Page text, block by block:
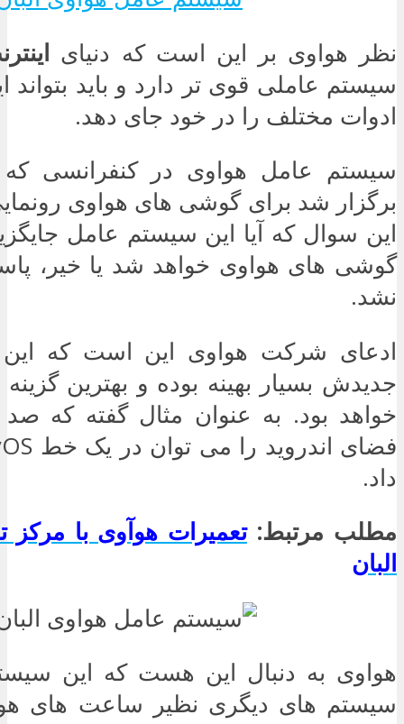
نظر هواوی بر این است که دنیای
سیستم عاملی قوی تر دارد و باید
ادوات مختلف را در خود جای دهد.
سیستم عامل هواوی در کنفرانسی که
برگزار شد برای گوشی های هواوی
این سوال که آیا این سیستم عامل
گوشی های هواوی خواهد شد یا خیر،
نشد.
ادعای شرکت هواوی این است که
خواهد بود. به عنوان مثال گفته که
داد.
مطلب مرتبط: تعمیرات هوآوی با مرکز
البان
هواوی به دنبال این هست که این
سیستم های دیگری نظیر ساعت های